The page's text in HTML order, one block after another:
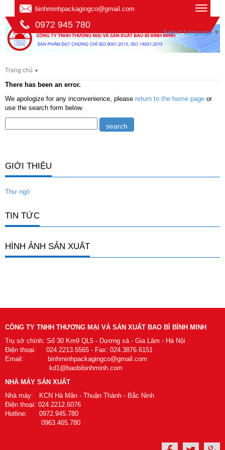
binhminhpackagingco@gmail.com
0972 945 780
Select Language ▼
Trang chủ
There has been an error.
We apologize for any inconvenience, please return to the home page or
use the search form below.
GIỚI THIỆU
Thư ngỏ
TIN TỨC
HÌNH ẢNH SẢN XUẤT
CÔNG TY TNHH THƯƠNG MẠI VÀ SẢN XUẤT BAO BÌ BÌNH MINH
Trụ sở chính: Số 30 Km9 QL5 - Dương xá - Gia Lâm - Hà Nội
Điện thoại: 024.2213.5565 - Fax: 024.3876.6151
Email: binhminhpackagingco@gmail.com
kd1@baobibinhminh.com
NHÀ MÁY SẢN XUẤT
Nhà máy: KCN Hà Mãn - Thuận Thành - Bắc Ninh
Điện thoại: 024.2212.6076
Hotline: 0972.945.780
0963.465.780